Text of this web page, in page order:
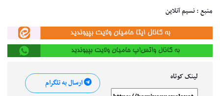
منبع : نسیم آنلاین
لینک کوتاه
ارسال به تلگرام